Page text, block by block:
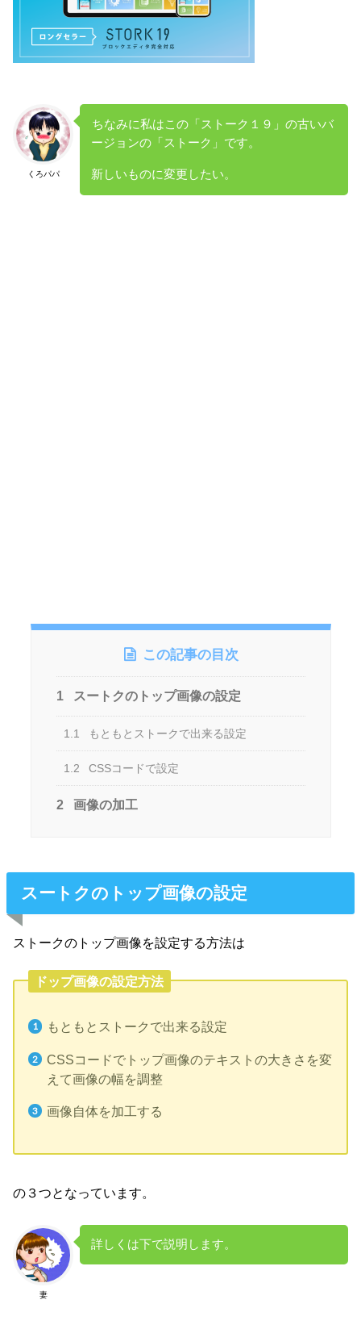
くろパパ
ちなみに私はこの「ストーク１９」の古いバ
ージョンの「ストーク」です。
新しいものに変更したい。
この記事の目次
1 スートクのトップ画像の設定
1.1 もともとストークで出来る設定
1.2 CSSコードで設定
2 画像の加工
スートクのトップ画像の設定
ストークのトップ画像を設定する方法は
ドップ画像の設定方法
もともとストークで出来る設定
CSSコードでトップ画像のテキストの大きさを変
えて画像の幅を調整
画像自体を加工する
の３つとなっています。
妻
詳しくは下で説明します。